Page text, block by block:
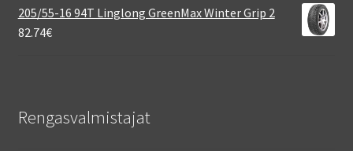
205/55-16 94T Linglong GreenMax Winter Grip 2
82.74€
Rengasvalmistajat